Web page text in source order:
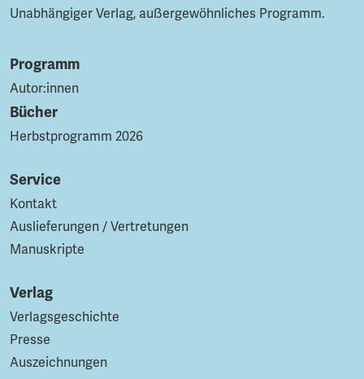
Unabhängiger Verlag, außergewöhnliches Programm.
Programm
Autor:innen
Bücher
Herbstprogramm 2026
Service
Kontakt
Auslieferungen / Vertretungen
Manuskripte
Verlag
Verlagsgeschichte
Presse
Auszeichnungen